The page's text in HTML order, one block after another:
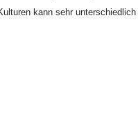
kann sehr